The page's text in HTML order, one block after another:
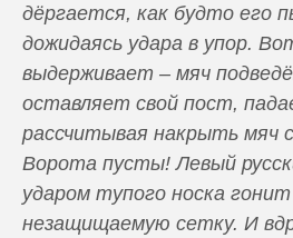
дёргается, как будто его
дожидаясь удара в упор.
выдерживает – мяч
оставляет свой пост,
рассчитывая накрыть мяч
Ворота пусты! Левый
ударом тупого носка
незащищаемую сетку. И